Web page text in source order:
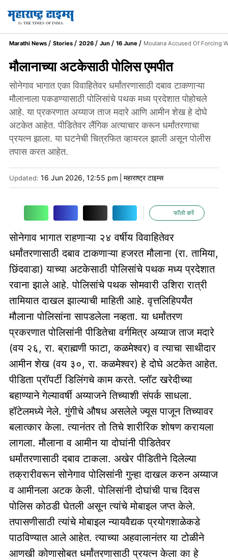
Marathi News Stories 2026 Jun 16 June Moulana Accused Of Forcing
मौलानाच्या अटकेसाठी पोलिस एमपीत
सोनेगाव भागात एका विवाहितेवर धर्मांतरणासाठी दबाव टाकणाऱ्या
मौलानाला पकडण्यासाठी पोलिसांचे पथक मध्य प्रदेशात पोहोचले
आहे. या प्रकरणात अय्याज ताज मदारे आणि आमीन शेख हे दोघे
अटकेत आहेत. पीडितेवर लैंगिक अत्याचार करून धर्मांतरणाचा
प्रयत्न झाला. या घटनेची चित्रफित व्हायरल झाली असून पोलीस
तपास करत आहेत.
Updated: 16 Jun 2026, 12:55 pm महाराष्ट्र टाइम्स
फॉलो करें
सोनेगाव भागात राहणाऱ्या २४ वर्षीय विवाहितेवर
धर्मांतरणासाठी दबाव टाकणाऱ्या हजरत मौलाना (रा. तामिया,
छिंदवाडा) याच्या अटकेसाठी पोलिसांचे पथक मध्य प्रदेशात
रवाना झाले आहे. पोलिसांचे पथक सोमवारी उशिरा रात्री
तामियात दाखल झाल्याची माहिती आहे. वृत्तलिहिपर्यंत
मौलाना पोलिसांना सापडलेला नव्हता. या धर्मांतरण
प्रकरणात पोलिसांनी पीडितेचा वर्गमित्र अय्याज ताज मदारे
(वय २६, रा. ब्राह्मणी फाटा, कळमेश्वर) व त्याचा साथीदार
आमीन शेख (वय ३०, रा. कळमेश्वर) हे दोघे अटकेत आहेत.
पीडिता प्रॉपर्टी डिलिंगचे काम करते. प्लॉट खरेदीच्या
बहाण्याने गेल्यावर्षी अय्याजने तिच्याशी संपर्क साधला.
हॉटेलमध्ये नेले. गुंगीचे औषध असलेले ज्यूस पाजून तिच्यावर
बलात्कार केला. त्यानंतर तो तिचे शारीरिक शोषण करायला
लागला. मौलाना व आमीन या दोघांनी पीडितेवर
धर्मांतरणासाठी दबाव टाकला. अखेर पीडितीने दिलेल्या
तक्रारीवरून सोनेगाव पोलिसांनी गुन्हा दाखल करुन अय्याज
व आमीनला अटक केली. पोलिसांनी दोघांची पाच दिवस
पोलिस कोठडी घेतली असून त्यांचे मोबाइल जप्त केले.
तपासणीसाठी त्यांचे मोबाइल न्यायवैद्यक प्रयोगशाळेकडे
पाठविण्यात आले आहेत. त्याच्या अहवालानंतर या टोळीने
आणखी कोणासोबत धर्मांतरणासाठी प्रयत्न केला का हे